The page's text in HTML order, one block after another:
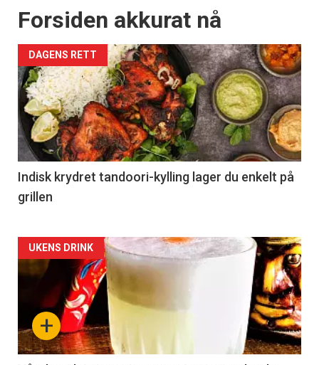
Forsiden akkurat nå
DAGENS RETT
Indisk krydret tandoori-kylling lager du enkelt på
grillen
Forsiden
akkurat
nå
-
+
UKENS DRINK